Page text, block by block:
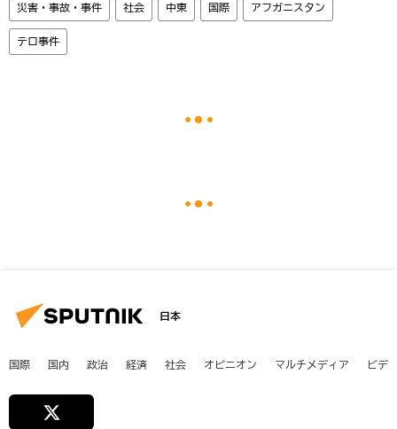
災害・事故・事件 社会 中東 国際 アフガニスタン
テロ事件
日本
国際 国内 政治 経済 社会 オピニオン マルチメディア ビデ